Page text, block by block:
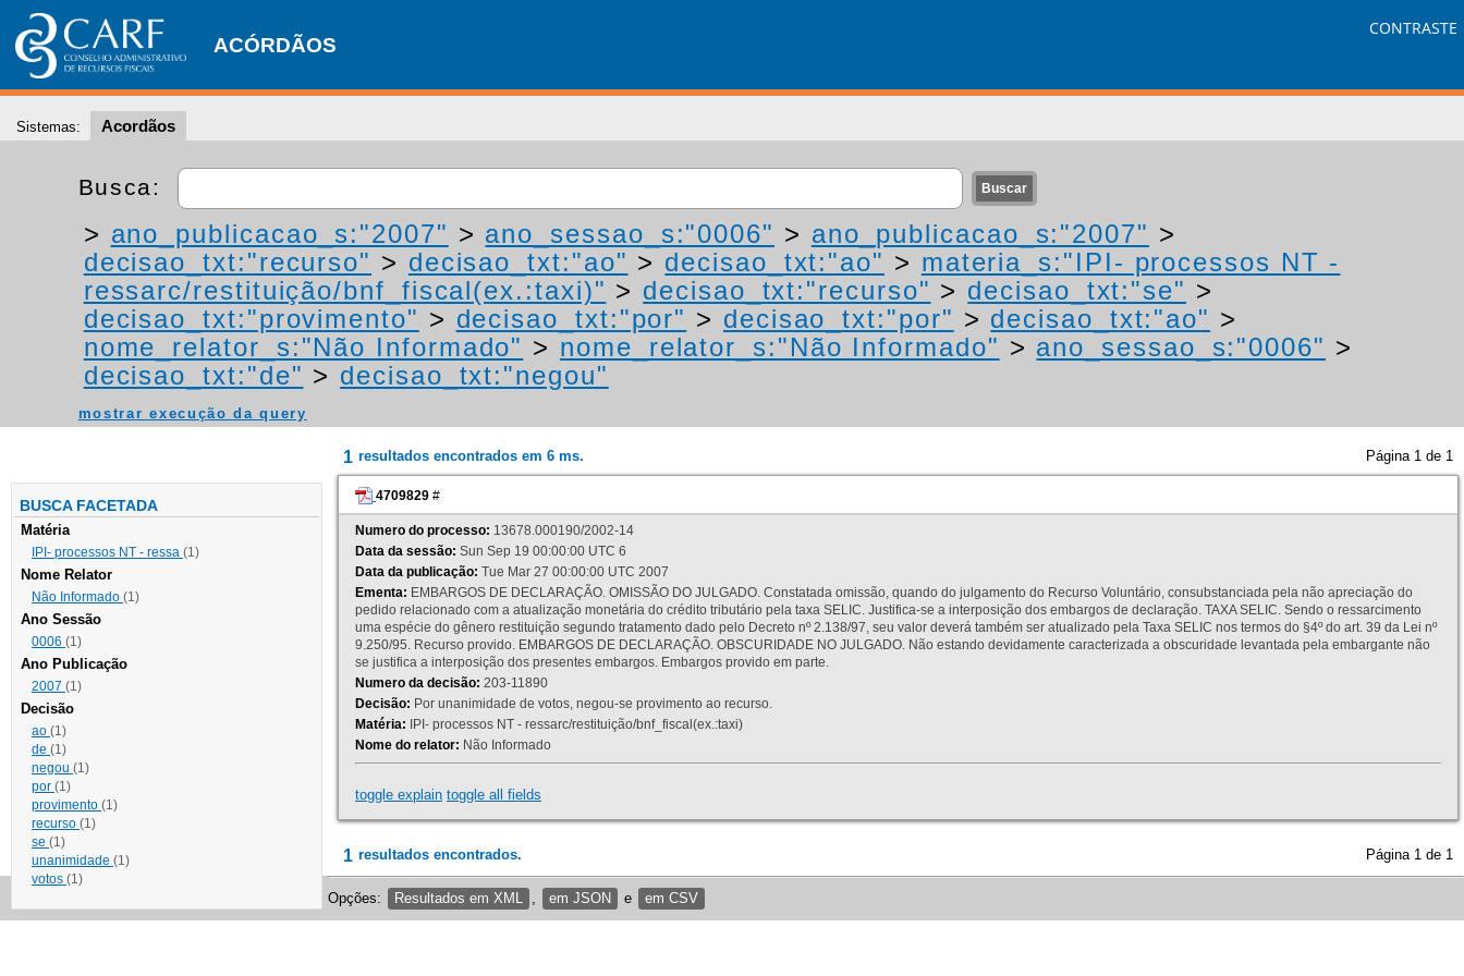
ACÓRDÃOS
CONTRASTE
Sistemas: Acordãos
Busca:
> ano_publicacao_s:"2007" > ano_sessao_s:"0006" > ano_publicacao_s:"2007" >
decisao_txt:"recurso" > decisao_txt:"ao" > decisao_txt:"ao" > materia_s:"IPI- processos NT -
ressarc/restituição/bnf_fiscal(ex.:taxi)" > decisao_txt:"recurso" > decisao_txt:"se" >
decisao_txt:"provimento" > decisao_txt:"por" > decisao_txt:"por" > decisao_txt:"ao" >
nome_relator_s:"Não Informado" > nome_relator_s:"Não Informado" > ano_sessao_s:"0006" >
decisao_txt:"de" > decisao_txt:"negou"
mostrar execução da query
BUSCA FACETADA
Matéria
IPI- processos NT - ressa (1)
Nome Relator
Não Informado (1)
Ano Sessão
0006 (1)
Ano Publicação
2007 (1)
Decisão
ao (1)
de (1)
negou (1)
por (1)
provimento (1)
recurso (1)
se (1)
unanimidade (1)
votos (1)
1 resultados encontrados em 6 ms. Página 1 de 1
4709829 #
Numero do processo: 13678.000190/2002-14
Data da sessão: Sun Sep 19 00:00:00 UTC 6
Data da publicação: Tue Mar 27 00:00:00 UTC 2007
Ementa: EMBARGOS DE DECLARAÇÃO. OMISSÃO DO JULGADO. Constatada omissão, quando do julgamento do Recurso Voluntário, consubstanciada pela não apreciação do
pedido relacionado com a atualização monetária do crédito tributário pela taxa SELIC. Justifica-se a interposição dos embargos de declaração. TAXA SELIC. Sendo o ressarcimento
uma espécie do gênero restituição segundo tratamento dado pelo Decreto nº 2.138/97, seu valor deverá também ser atualizado pela Taxa SELIC nos termos do §4º do art. 39 da Lei nº
9.250/95. Recurso provido. EMBARGOS DE DECLARAÇÃO. OBSCURIDADE NO JULGADO. Não estando devidamente caracterizada a obscuridade levantada pela embargante não
se justifica a interposição dos presentes embargos. Embargos provido em parte.
Numero da decisão: 203-11890
Decisão: Por unanimidade de votos, negou-se provimento ao recurso.
Matéria: IPI- processos NT - ressarc/restituição/bnf_fiscal(ex.:taxi)
Nome do relator: Não Informado
toggle explain toggle all fields
1 resultados encontrados. Página 1 de 1
Opções: Resultados em XML em JSON e em CSV